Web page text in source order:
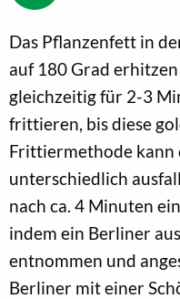
Das Pflanzenfett in
auf 180 Grad
gleichzeitig für 2-3
frittieren, bis diese
Frittiermethode kann
unterschiedlich
nach ca. 4 Minuten
indem ein Berliner
entnommen und
Berliner mit einer